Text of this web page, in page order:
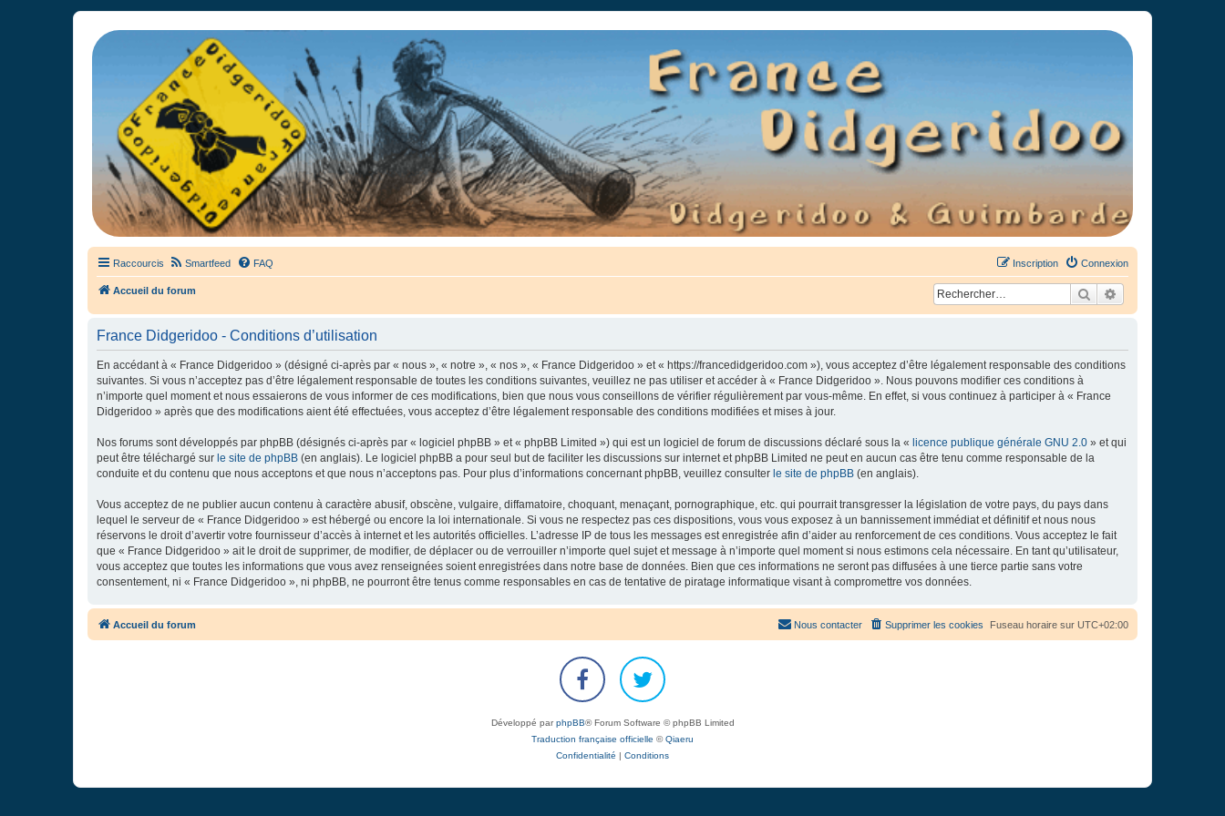
France Didgeridoo
Didgeridoo et Guimbarde sur France Didgeridoo - retrouvez la communauté.
Raccourcis Smartfeed FAQ Connexion
Inscription
Accueil du forum Rechercher
France Didgeridoo - Conditions d’utilisation
En accédant à « France Didgeridoo » (désigné ci-après par « nous », « notre », « nos », « France Didgeridoo » et « https://francedidgeridoo.com »), vous acceptez d’être légalement responsable des conditions
suivantes. Si vous n’acceptez pas d’être légalement responsable de toutes les conditions suivantes, veuillez ne pas utiliser et accéder à « France Didgeridoo ». Nous pouvons modifier ces conditions à
n’importe quel moment et nous essaierons de vous informer de ces modifications, bien que nous vous conseillons de vérifier régulièrement par vous-même. En effet, si vous continuez à participer à « France
Didgeridoo » après que des modifications aient été effectuées, vous acceptez d’être légalement responsable des conditions modifiées et mises à jour.
Nos forums sont développés par phpBB (désignés ci-après par « logiciel phpBB » et « phpBB Limited ») qui est un logiciel de forum de discussions déclaré sous la « licence publique générale GNU 2.0 » et qui
peut être téléchargé sur le site de phpBB (en anglais). Le logiciel phpBB a pour seul but de faciliter les discussions sur internet et phpBB Limited ne peut en aucun cas être tenu comme responsable de la
conduite et du contenu que nous acceptons et que nous n’acceptons pas. Pour plus d’informations concernant phpBB, veuillez consulter le site de phpBB (en anglais).
Vous acceptez de ne publier aucun contenu à caractère abusif, obscène, vulgaire, diffamatoire, choquant, menaçant, pornographique, etc. qui pourrait transgresser la législation de votre pays, du pays dans
lequel le serveur de « France Didgeridoo » est hébergé ou encore la loi internationale. Si vous ne respectez pas ces dispositions, vous vous exposez à un bannissement immédiat et définitif et nous nous
réservons le droit d’avertir votre fournisseur d’accès à internet et les autorités officielles. L’adresse IP de tous les messages est enregistrée afin d’aider au renforcement de ces conditions. Vous acceptez le fait
que « France Didgeridoo » ait le droit de supprimer, de modifier, de déplacer ou de verrouiller n’importe quel sujet et message à n’importe quel moment si nous estimons cela nécessaire. En tant qu’utilisateur,
vous acceptez que toutes les informations que vous avez renseignées soient enregistrées dans notre base de données. Bien que ces informations ne seront pas diffusées à une tierce partie sans votre
consentement, ni « France Didgeridoo », ni phpBB, ne pourront être tenus comme responsables en cas de tentative de piratage informatique visant à compromettre vos données.
Accueil du forum Fuseau horaire sur UTC+02:00
Supprimer les cookies
Nous contacter
Développé parphpBB® Forum Software © phpBB Limited
Traduction française officielle ©Qiaeru
Confidentialité | Conditions